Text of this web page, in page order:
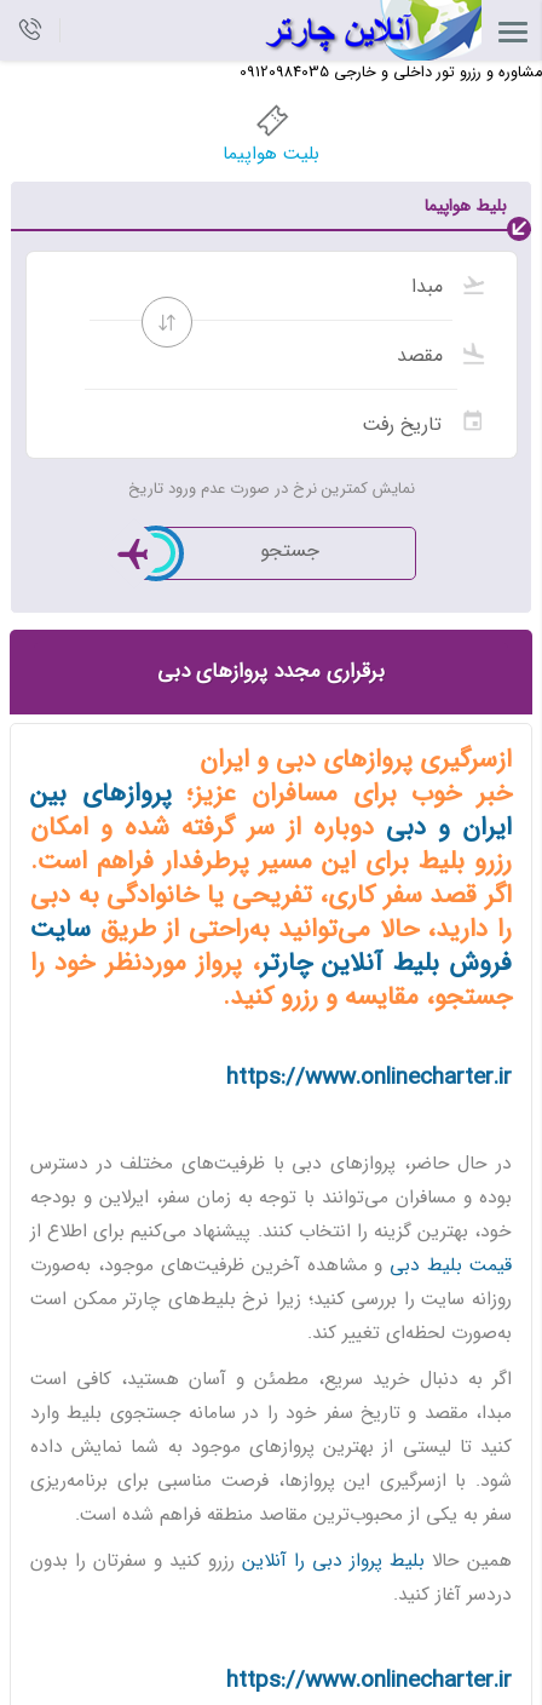
مشاوره و رزرو تور داخلی و خارجی 09120984035
بلیت هواپیما
بلیط هواپیما
نمایش کمترین نرخ در صورت عدم ورود تاریخ
جستجو
برقراری مجدد پروازهای دبی
ازسرگیری پروازهای دبی و ایران
خبر خوب برای مسافران عزیز؛پروازهای بین
ایران و دبی دوباره از سر گرفته شده و امکان
رزرو بلیط برای این مسیر پرطرفدار فراهم است.
اگر قصد سفر کاری، تفریحی یا خانوادگی به دبی
را دارید، حالا می‌توانید به‌راحتی از طریق سایت
فروش بلیط آنلاین چارتر، پرواز موردنظر خود را
جستجو، مقایسه و رزرو کنید.
https://www.onlinecharter.ir
در حال حاضر، پروازهای دبی با ظرفیت‌های مختلف در دسترس
بوده و مسافران می‌توانند با توجه به زمان سفر، ایرلاین و بودجه
خود، بهترین گزینه را انتخاب کنند. پیشنهاد می‌کنیم برای اطلاع از
قیمت بلیط دبی و مشاهده آخرین ظرفیت‌های موجود، به‌صورت
روزانه سایت را بررسی کنید؛ زیرا نرخ بلیط‌های چارتر ممکن است
به‌صورت لحظه‌ای تغییر کند.
اگر به دنبال خرید سریع، مطمئن و آسان هستید، کافی است
مبدا، مقصد و تاریخ سفر خود را در سامانه جستجوی بلیط وارد
کنید تا لیستی از بهترین پروازهای موجود به شما نمایش داده
شود. با ازسرگیری این پروازها، فرصت مناسبی برای برنامه‌ریزی
سفر به یکی از محبوب‌ترین مقاصد منطقه فراهم شده است.
همین حالا بلیط پرواز دبی را آنلاین رزرو کنید و سفرتان را بدون
دردسر آغاز کنید.
https://www.onlinecharter.ir